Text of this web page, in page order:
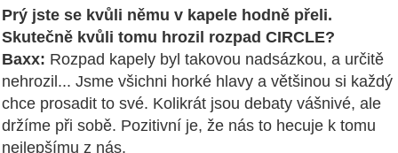
Prý jste se kvůli němu v kapele hodně přeli.
Skutečně kvůli tomu hrozil rozpad CIRCLE?
Baxx: Rozpad kapely byl takovou nadsázkou, a určitě
nehrozil... Jsme všichni horké hlavy a většinou si každý
chce prosadit to své. Kolikrát jsou debaty vášnivé, ale
držíme při sobě. Pozitivní je, že nás to hecuje k tomu
nejlepšímu z nás.